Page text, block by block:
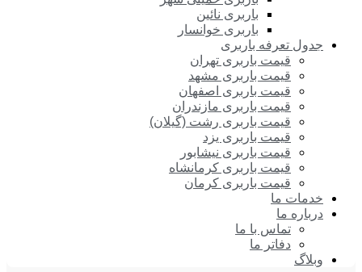
باربری نائین
باربری خوانسار
جدول تعرفه باربری
قیمت باربری تهران
قیمت باربری مشهد
قیمت باربری اصفهان
قیمت باربری مازندران
قیمت باربری رشت (گیلان)
قیمت باربری یزد
قیمت باربری نیشابور
قیمت باربری کرمانشاه
قیمت باربری کرمان
خدمات ما
درباره ما
تماس با ما
دفاتر ما
وبلاگ